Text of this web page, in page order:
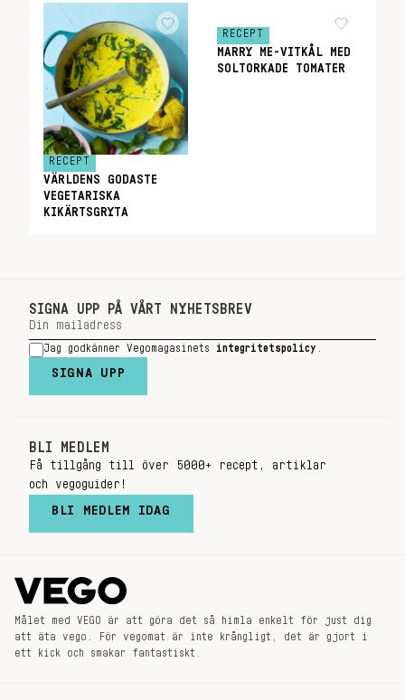
RECEPT
VÄRLDENS GODASTE
VEGETARISKA
KIKÄRTSGRYTA
RECEPT
MARRY ME-VITKÅL MED
SOLTORKADE TOMATER
SIGNA UPP PÅ VÅRT NYHETSBREV
Jag godkänner Vegomagasinets integritetspolicy
SIGNA UPP
BLI MEDLEM
Få tillgång till över 5000+ recept, artiklar
och vegoguider!
BLI MEDLEM IDAG
Målet med VEGO är att göra det så himla enkelt för just dig
att äta vego. För vegomat är inte krångligt, det är gjort i
ett kick och smakar fantastiskt.